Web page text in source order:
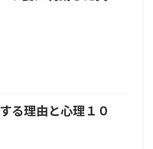
る理由と心理１０